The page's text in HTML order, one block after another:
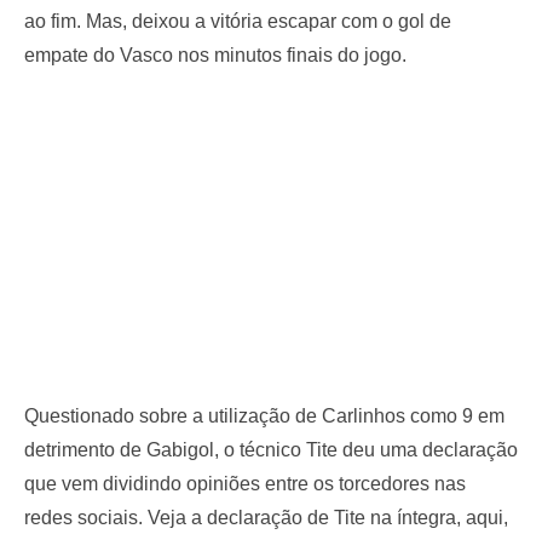
ao fim. Mas, deixou a vitória escapar com o gol de
empate do Vasco nos minutos finais do jogo.
Questionado sobre a utilização de Carlinhos como 9 em
detrimento de Gabigol, o técnico Tite deu uma declaração
que vem dividindo opiniões entre os torcedores nas
redes sociais. Veja a declaração de Tite na íntegra, aqui,